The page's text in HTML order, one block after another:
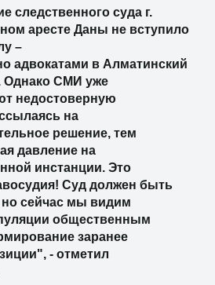
следственного суда г.
аресте Даны не вступило
–
адвокатами в Алматинский
Однако СМИ уже
недостоверную
на
решение, тем
давление на
инстанции. Это
Суд должен быть
сейчас мы видим
общественным
заранее
- отметил